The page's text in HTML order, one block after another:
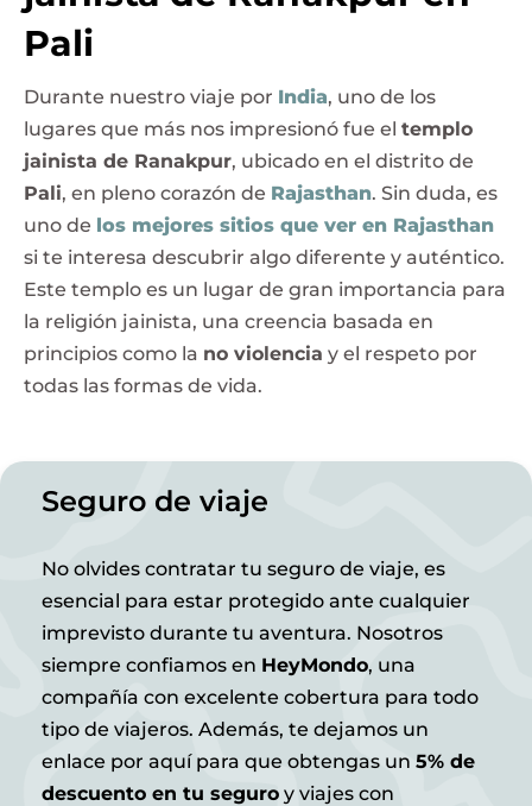
Pali
Durante nuestro viaje por India, uno de los
lugares que más nos impresionó fue el templo
jainista de Ranakpur, ubicado en el distrito de
Pali, en pleno corazón de Rajasthan. Sin duda, es
uno de los mejores sitios que ver en Rajasthan
si te interesa descubrir algo diferente y auténtico.
Este templo es un lugar de gran importancia para
la religión jainista, una creencia basada en
principios como la no violencia y el respeto por
todas las formas de vida.
Seguro de viaje
No olvides contratar tu seguro de viaje, es
esencial para estar protegido ante cualquier
imprevisto durante tu aventura. Nosotros
siempre confiamos en HeyMondo, una
compañía con excelente cobertura para todo
tipo de viajeros. Además, te dejamos un
enlace por aquí para que obtengas un 5% de
descuento en tu seguro y viajes con